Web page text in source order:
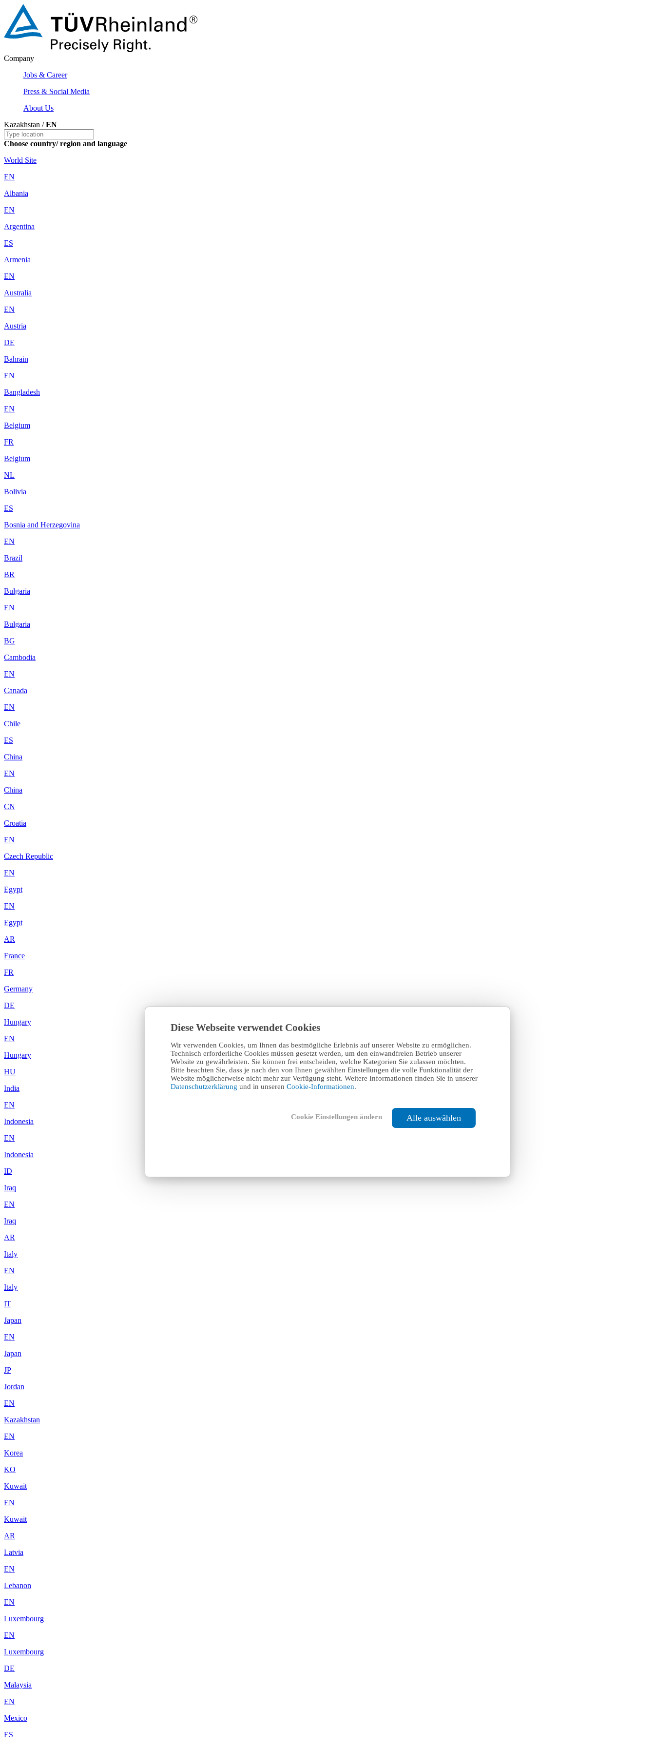
Diese Webseite verwendet Cookies
Wir verwenden Cookies, um Ihnen das bestmögliche Erlebnis auf unserer Website zu ermöglichen.
Technisch erforderliche Cookies müssen gesetzt werden, um den einwandfreien Betrieb unserer
Website zu gewährleisten. Sie können frei entscheiden, welche Kategorien Sie zulassen möchten.
Bitte beachten Sie, dass je nach den von Ihnen gewählten Einstellungen die volle Funktionalität der
Website möglicherweise nicht mehr zur Verfügung steht. Weitere Informationen finden Sie in unserer
Datenschutzerklärung und in unseren Cookie-Informationen.
Cookie Einstellungen ändern Alle auswählen
Company
Jobs & Career
Press & Social Media
About Us
Kazakhstan /EN
Choose country/ region and language
World Site
EN
Albania
EN
Argentina
ES
Armenia
EN
Australia
EN
Austria
DE
Bahrain
EN
Bangladesh
EN
Belgium
FR
Belgium
NL
Bolivia
ES
Bosnia and Herzegovina
EN
Brazil
BR
Bulgaria
EN
Bulgaria
BG
Cambodia
EN
Canada
EN
Chile
ES
China
EN
China
CN
Croatia
EN
Czech Republic
EN
Egypt
EN
Egypt
AR
France
FR
Germany
DE
Hungary
EN
Hungary
HU
India
EN
Indonesia
EN
Indonesia
ID
Iraq
EN
Iraq
AR
Italy
EN
Italy
IT
Japan
EN
Japan
JP
Jordan
EN
Kazakhstan
EN
Korea
KO
Kuwait
EN
Kuwait
AR
Latvia
EN
Lebanon
EN
Luxembourg
EN
Luxembourg
DE
Malaysia
EN
Mexico
ES